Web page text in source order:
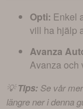
Opti: Enkel
vill ha hjälp
Avanza
Avanza och
💡 Tips: Se vår
längre ner i denna